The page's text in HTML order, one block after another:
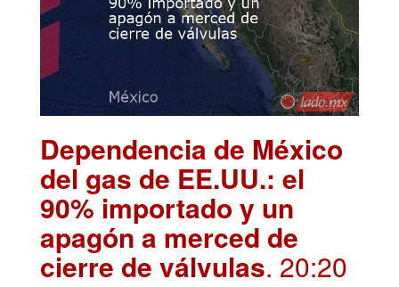
Dependencia de México
del gas de EE.UU.: el
90% importado y un
apagón a merced de
cierre de válvulas. 20:20